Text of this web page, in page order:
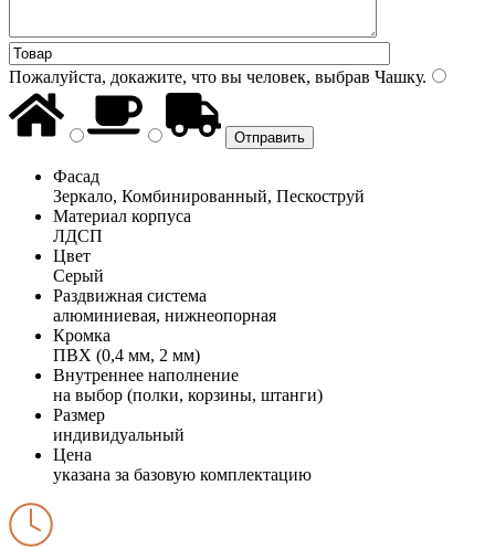
Пожалуйста, докажите, что вы человек, выбрав Чашку.
Фасад
Зеркало, Комбинированный, Пескоструй
Материал корпуса
ЛДСП
Цвет
Серый
Раздвижная система
алюминиевая, нижнеопорная
Кромка
ПВХ (0,4 мм, 2 мм)
Внутреннее наполнение
на выбор (полки, корзины, штанги)
Размер
индивидуальный
Цена
указана за базовую комплектацию